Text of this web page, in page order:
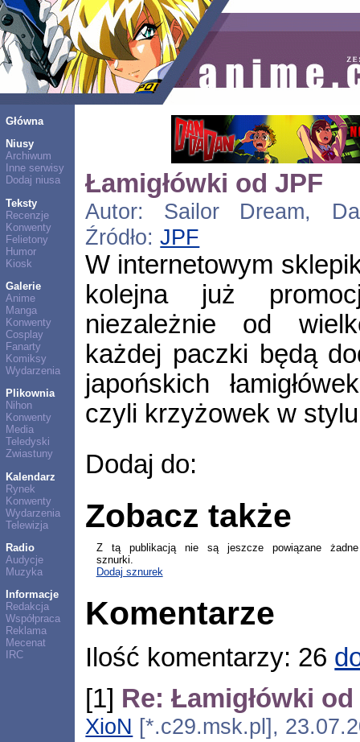
Główna
Niusy
Archiwum
Inne serwisy
Dodaj niusa
Teksty
Recenzje
Konwenty
Felietony
Humor
Kiosk
Galerie
Anime
Manga
Konwenty
Cosplay
Fanarty
Komiksy
Wydarzenia
Plikownia
Nihon
Konwenty
Media
Teledyski
Zwiastuny
Kalendarz
Rynek
Konwenty
Wydarzenia
Telewizja
Radio
Audycje
Muzyka
Informacje
Redakcja
Współpraca
Reklama
Mecenat
IRC
Łamigłówki od JPF
Autor: Sailor Dream,
Źródło:JPF
W internetowym
kolejna już
niezależnie od
każdej paczki będą
japońskich
czyli krzyżowek w
Dodaj do:
Zobacz także
Z tą publikacją nie są jeszcze powiązane żadne
sznurki.
Dodaj sznurek
Komentarze
Ilość komentarzy: 26
[1] Re: Łamigłówki od
XioN [*.c29.msk.pl],